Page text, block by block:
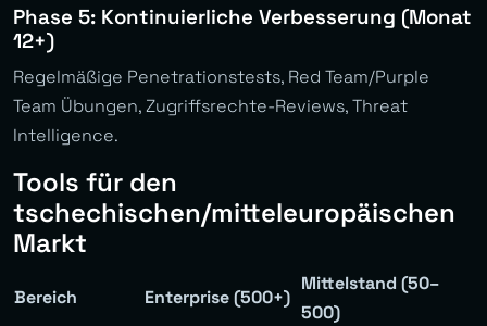
Phase 5: Kontinuierliche Verbesserung (Monat
12+)
Regelmäßige Penetrationstests, Red Team/Purple
Team Übungen, Zugriffsrechte-Reviews, Threat
Intelligence.
Tools für den
tschechischen/mitteleuropäischen
Markt
Bereich Enterprise (500+)
Mittelstand (50–
500)